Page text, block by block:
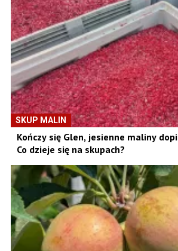
SKUP MALIN
Kończy się Glen, jesienne maliny
Co dzieje się na skupach?